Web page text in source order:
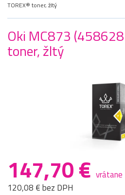
TOREX® toner, žltý
Oki MC873
toner, žltý
147,70 € vrátane
120,08 € bez DPH